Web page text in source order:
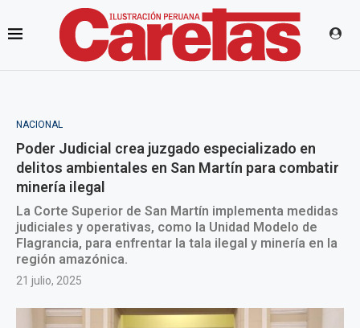
NACIONAL
Poder Judicial crea juzgado especializado en
delitos ambientales en San Martín para combatir
minería ilegal
La Corte Superior de San Martín implementa medidas
judiciales y operativas, como la Unidad Modelo de
Flagrancia, para enfrentar la tala ilegal y minería en la
región amazónica.
21 julio, 2025